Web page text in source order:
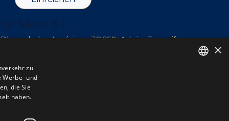
de las Américas, 38660, Adeje, Tenerife
Sur, Tenerife
×
zu
Werbe- und
die Sie
haben.